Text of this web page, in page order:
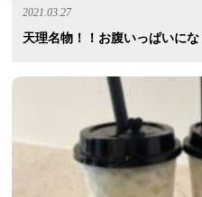
2021.03.27
天理名物！！お腹いっぱいに